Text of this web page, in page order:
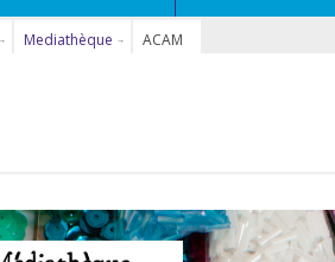
Mediathèque ACAM